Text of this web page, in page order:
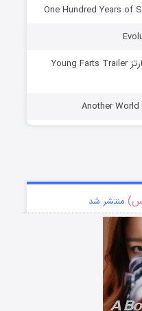
دانلود مستند قطعات تریلر یانگ فارتز Young Farts Trailer
منتشر شد